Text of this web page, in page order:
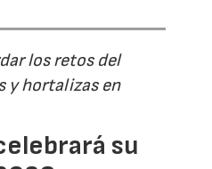
los retos del
y hortalizas en
su